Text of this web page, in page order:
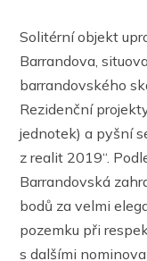
Solitérní objekt
Barrandova,
barrandovského
Rezidenční
jednotek) a pyšní
z realit 2019“.
Barrandovská
bodů za velmi
pozemku při
s dalšími